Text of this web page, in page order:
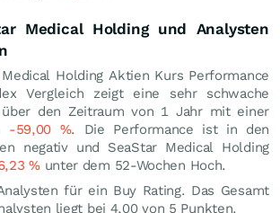
Medical Holding und Analysten
Holding Aktien Kurs Performance
Vergleich zeigt eine sehr schwache
über den Zeitraum von 1 Jahr mit einer
-59,00 %. Die Performance ist in den
negativ und SeaStar Medical Holding
%unter dem 52-Wochen Hoch.
für ein Buy Rating. Das Gesamt
liegt bei 4,00 von 5 Punkten.